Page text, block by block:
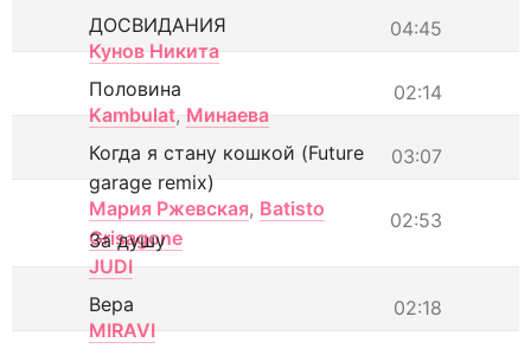
04:45
ДОСВИДАНИЯ
Кунов Никита
02:14
Половина
Kambulat, Минаева
03:07
Когда я стану кошкой (Future
garage remix)
Мария Ржевская, Batisto
Grisagone
02:53
За душу
JUDI
02:18
Вера
MIRAVI